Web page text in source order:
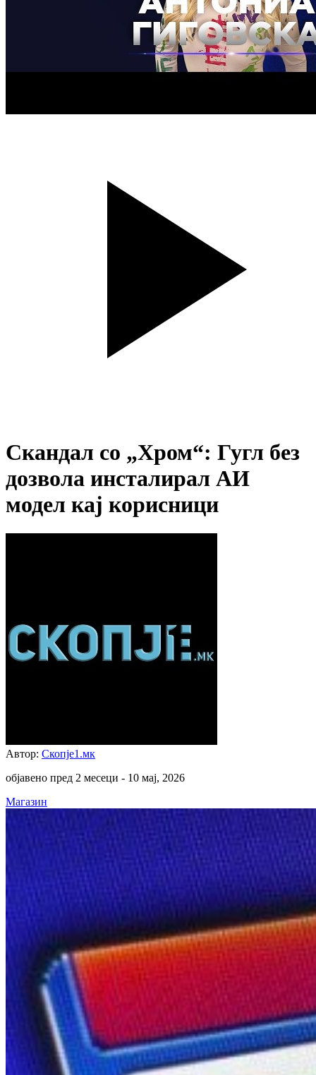
Скандал со „Хром“: Гугл без
дозвола инсталирал АИ
модел кај корисници
Автор: Скопје1.мк
објавено пред 2 месеци - 10 мај, 2026
Магазин